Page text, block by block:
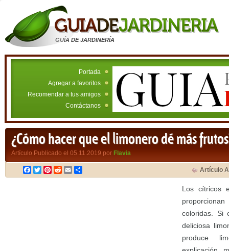
GUÍA DE JARDINERÍA
Portada
Agregar a favoritos
Recomendar a tus amigos
Contáctanos
¿Cómo hacer que el limonero dé más
Artículo Publicado el 05.11.2019 por Flavia
Facebook
TwitterPinterest
RedditEmail Artículo
Los cítricos
coloridas. Si
deliciosa
produce